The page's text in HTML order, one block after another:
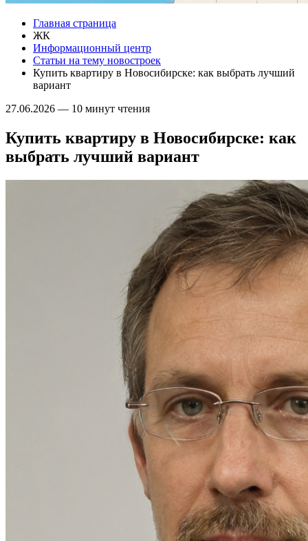
Главная страница
ЖК
Информационный центр
Статьи на тему новостроек
Купить квартиру в Новосибирске: как выбрать лучший
вариант
27.06.2026 — 10 минут чтения
Купить квартиру в Новосибирске: как
выбрать лучший вариант